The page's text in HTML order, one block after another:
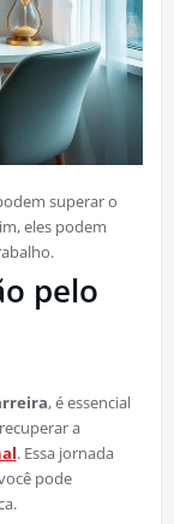
superar o
eles podem
pelo
, é essencial
a
. Essa jornada
pode